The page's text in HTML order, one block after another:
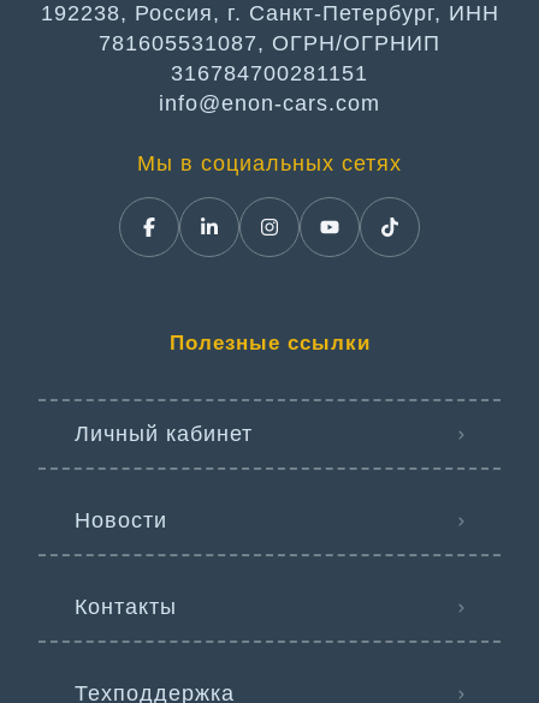
192238, Россия, г. Санкт-Петербург, ИНН
781605531087, ОГРН/ОГРНИП
316784700281151
info@enon-cars.com
Мы в социальных сетях
Полезные ссылки
Личный кабинет
Новости
Контакты
Техподдержка